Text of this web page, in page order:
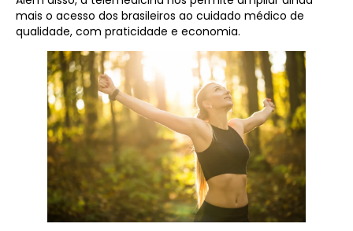
mais o acesso dos brasileiros ao cuidado médico de
qualidade, com praticidade e economia.